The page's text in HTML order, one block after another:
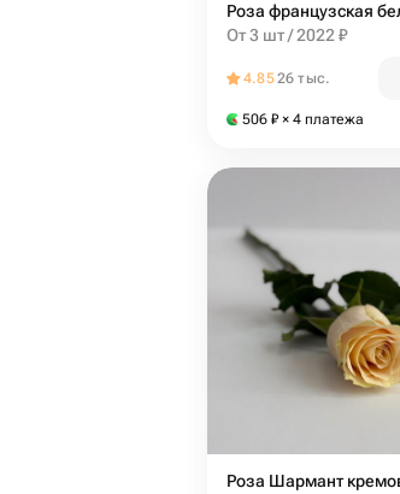
От 3 шт / 2022 ₽
4.8526 тыс.
506 ₽ × 4 платежа